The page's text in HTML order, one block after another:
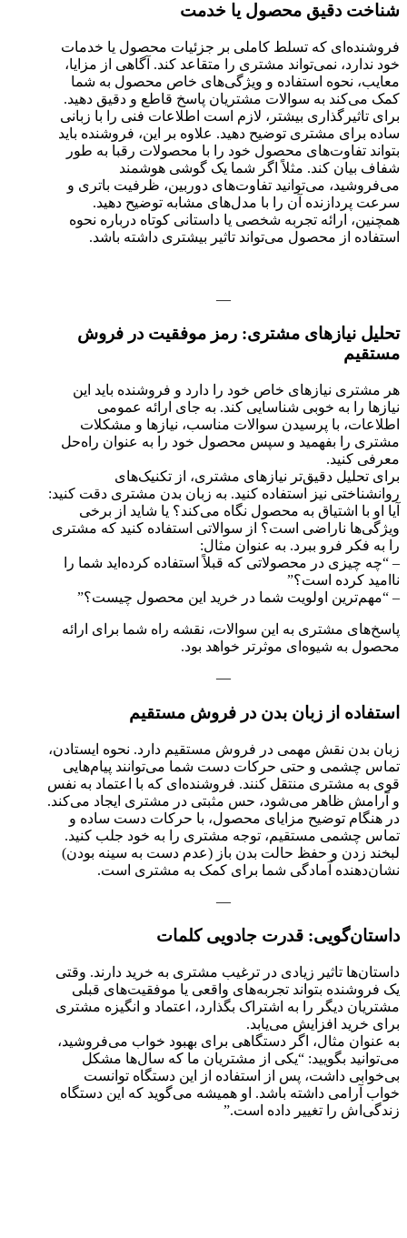
شناخت دقیق محصول یا خدمت
فروشنده‌ای که تسلط کاملی بر جزئیات محصول یا خدمات
خود ندارد، نمی‌تواند مشتری را متقاعد کند. آگاهی از مزایا،
معایب، نحوه استفاده و ویژگی‌های خاص محصول به شما
کمک می‌کند به سوالات مشتریان پاسخ قاطع و دقیق دهید.
برای تاثیرگذاری بیشتر، لازم است اطلاعات فنی را با زبانی
ساده برای مشتری توضیح دهید. علاوه بر این، فروشنده باید
بتواند تفاوت‌های محصول خود را با محصولات رقبا به طور
شفاف بیان کند. مثلاً اگر شما یک گوشی هوشمند
می‌فروشید، می‌توانید تفاوت‌های دوربین، ظرفیت باتری و
سرعت پردازنده آن را با مدل‌های مشابه توضیح دهید.
همچنین، ارائه تجربه شخصی یا داستانی کوتاه درباره نحوه
استفاده از محصول می‌تواند تاثیر بیشتری داشته باشد.
—
تحلیل نیازهای مشتری: رمز موفقیت در فروش
مستقیم
هر مشتری نیازهای خاص خود را دارد و فروشنده باید این
نیازها را به خوبی شناسایی کند. به جای ارائه عمومی
اطلاعات، با پرسیدن سوالات مناسب، نیازها و مشکلات
مشتری را بفهمید و سپس محصول خود را به عنوان راه‌حل
معرفی کنید.
برای تحلیل دقیق‌تر نیازهای مشتری، از تکنیک‌های
روانشناختی نیز استفاده کنید. به زبان بدن مشتری دقت کنید:
آیا او با اشتیاق به محصول نگاه می‌کند؟ یا شاید از برخی
ویژگی‌ها ناراضی است؟ از سوالاتی استفاده کنید که مشتری
را به فکر فرو ببرد. به عنوان مثال:
– “چه چیزی در محصولاتی که قبلاً استفاده کرده‌اید شما را
ناامید کرده است؟”
– “مهم‌ترین اولویت شما در خرید این محصول چیست؟”
پاسخ‌های مشتری به این سوالات، نقشه راه شما برای ارائه
محصول به شیوه‌ای موثرتر خواهد بود.
—
استفاده از زبان بدن در فروش مستقیم
زبان بدن نقش مهمی در فروش مستقیم دارد. نحوه ایستادن،
تماس چشمی و حتی حرکات دست شما می‌توانند پیام‌هایی
قوی به مشتری منتقل کنند. فروشنده‌ای که با اعتماد به نفس
و آرامش ظاهر می‌شود، حس مثبتی در مشتری ایجاد می‌کند.
در هنگام توضیح مزایای محصول، با حرکات دست ساده و
تماس چشمی مستقیم، توجه مشتری را به خود جلب کنید.
لبخند زدن و حفظ حالت بدن باز (عدم دست به سینه بودن)
نشان‌دهنده آمادگی شما برای کمک به مشتری است.
—
داستان‌گویی: قدرت جادویی کلمات
داستان‌ها تاثیر زیادی در ترغیب مشتری به خرید دارند. وقتی
یک فروشنده بتواند تجربه‌های واقعی یا موفقیت‌های قبلی
مشتریان دیگر را به اشتراک بگذارد، اعتماد و انگیزه مشتری
برای خرید افزایش می‌یابد.
به عنوان مثال، اگر دستگاهی برای بهبود خواب می‌فروشید،
می‌توانید بگویید: “یکی از مشتریان ما که سال‌ها مشکل
بی‌خوابی داشت، پس از استفاده از این دستگاه توانست
خواب آرامی داشته باشد. او همیشه می‌گوید که این دستگاه
زندگی‌اش را تغییر داده است.”